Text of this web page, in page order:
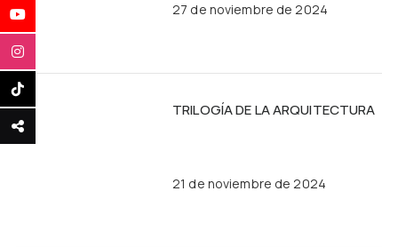
27 de noviembre de 2024
TRILOGÍA DE LA ARQUITECTURA
21 de noviembre de 2024